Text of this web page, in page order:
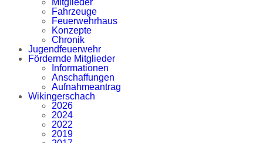
Mitglieder
Fahrzeuge
Feuerwehrhaus
Konzepte
Chronik
Jugendfeuerwehr
Fördernde Mitglieder
Informationen
Anschaffungen
Aufnahmeantrag
Wikingerschach
2026
2024
2022
2019